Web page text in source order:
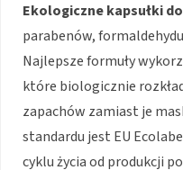
Ekologiczne kapsułki
parabenów,
Najlepsze formuły
które biologicznie
zapachów zamiast je
standardu jest EU
cyklu życia od produkcji